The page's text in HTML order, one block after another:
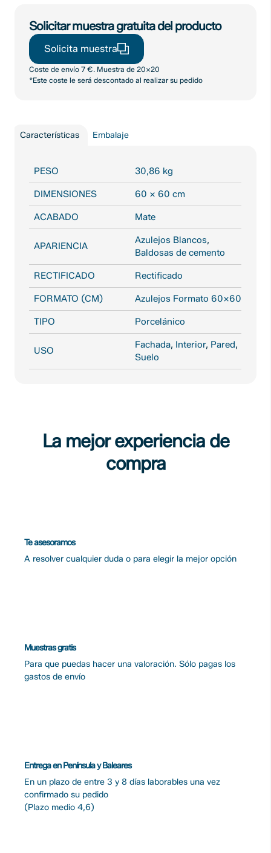
60x60
cantidad
Solicitar muestra gratuita del producto
Solicita muestra
Coste de envío 7 €. Muestra de 20x20
*Este coste le será descontado al realizar su pedido
Características Embalaje
PESO 30,86 kg
DIMENSIONES 60 × 60 cm
ACABADO Mate
APARIENCIA
Azulejos Blancos,
Baldosas de cemento
RECTIFICADO Rectificado
FORMATO (CM) Azulejos Formato 60X60
TIPO Porcelánico
USO
Fachada, Interior, Pared,
Suelo
La mejor experiencia de
compra
Te asesoramos
A resolver cualquier duda o para elegir la mejor opción
Muestras gratis
Para que puedas hacer una valoración. Sólo pagas los
gastos de envío
Entrega en Península y Baleares
En un plazo de entre 3 y 8 días laborables una vez
confirmado su pedido
(Plazo medio 4,6)